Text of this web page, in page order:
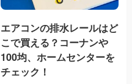
エアコンの排水レールはど
こで買える？コーナンや
100均、ホームセンターを
チェック！